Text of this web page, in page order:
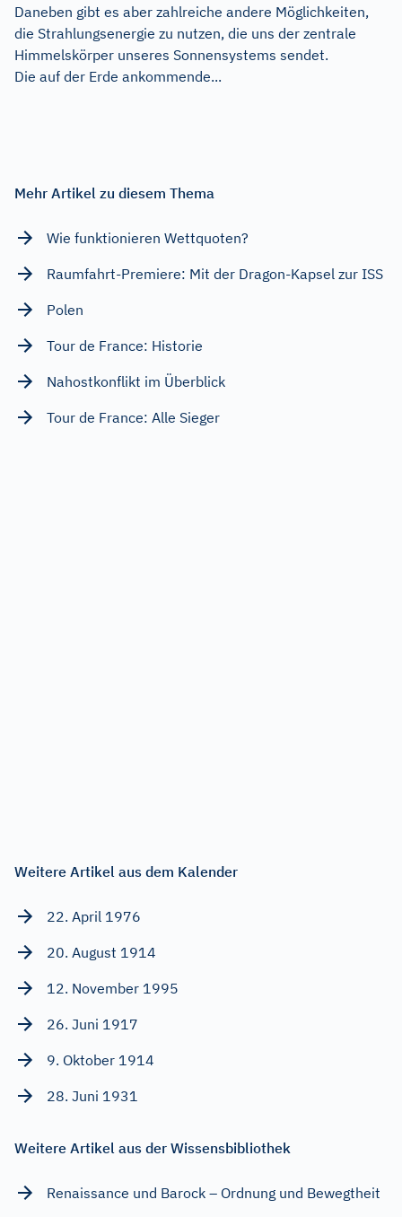
Daneben gibt es aber zahlreiche andere Möglichkeiten,
die Strahlungsenergie zu nutzen, die uns der zentrale
Himmelskörper unseres Sonnensystems sendet.
Die auf der Erde ankommende...
Mehr Artikel zu diesem Thema
Wie funktionieren Wettquoten?
Raumfahrt-Premiere: Mit der Dragon-Kapsel zur ISS
Polen
Tour de France: Historie
Nahostkonflikt im Überblick
Tour de France: Alle Sieger
Weitere Artikel aus dem Kalender
22. April 1976
20. August 1914
12. November 1995
26. Juni 1917
9. Oktober 1914
28. Juni 1931
Weitere Artikel aus der Wissensbibliothek
Renaissance und Barock – Ordnung und Bewegtheit